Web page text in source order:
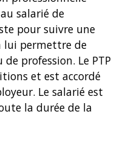
salarié de
pour suivre une
lui permettre de
profession. Le PTP
et est accordé
Le salarié est
la durée de la